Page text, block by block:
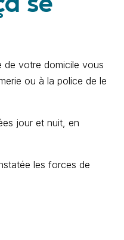
se
de votre domicile vous
ou à la police de le
jour et nuit, en
les forces de